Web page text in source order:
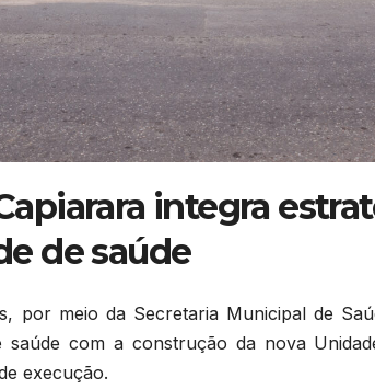
integra
de saúde
por meio da Secretaria Municipal de
saúde com a construção da nova
execução.